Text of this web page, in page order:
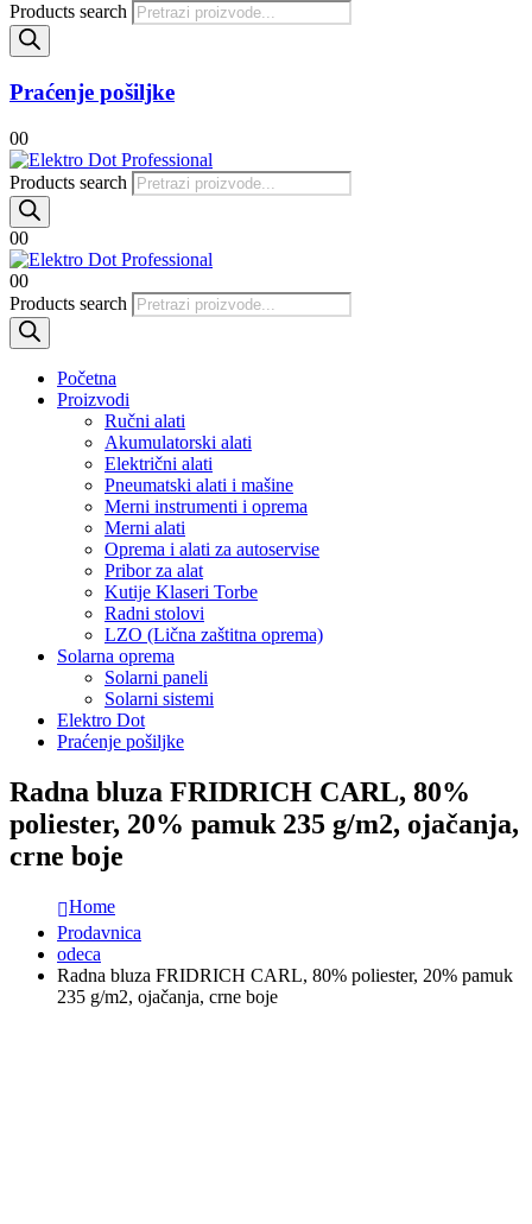
Products search
Praćenje pošiljke
00
Products search
00
00
Products search
Početna
Proizvodi
Ručni alati
Akumulatorski alati
Električni alati
Pneumatski alati i mašine
Merni instrumenti i oprema
Merni alati
Oprema i alati za autoservise
Pribor za alat
Kutije Klaseri Torbe
Radni stolovi
LZO (Lična zaštitna oprema)
Solarna oprema
Solarni paneli
Solarni sistemi
Elektro Dot
Praćenje pošiljke
Radna bluza FRIDRICH CARL, 80%
poliester, 20% pamuk 235 g/m2, ojačanja,
crne boje
Home
Prodavnica
odeca
Radna bluza FRIDRICH CARL, 80% poliester, 20% pamuk
235 g/m2, ojačanja, crne boje